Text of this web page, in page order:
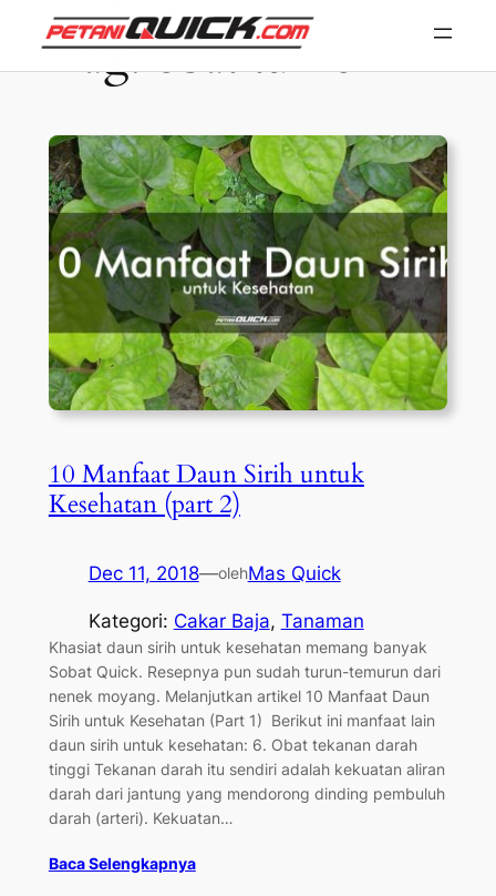
Tag:obat tumor
10 Manfaat Daun Sirih untuk
Kesehatan (part 2)
Dec 11, 2018—olehMas Quick
Kategori: Cakar Baja, Tanaman
Khasiat daun sirih untuk kesehatan memang banyak
Sobat Quick. Resepnya pun sudah turun-temurun dari
nenek moyang. Melanjutkan artikel 10 Manfaat Daun
Sirih untuk Kesehatan (Part 1) Berikut ini manfaat lain
daun sirih untuk kesehatan: 6. Obat tekanan darah
tinggi Tekanan darah itu sendiri adalah kekuatan aliran
darah dari jantung yang mendorong dinding pembuluh
darah (arteri). Kekuatan…
Baca Selengkapnya